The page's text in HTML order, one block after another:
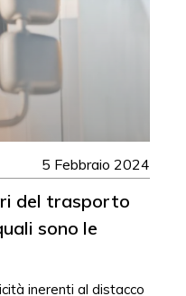
5 Febbraio 2024
del trasporto
sono le
inerenti al distacco